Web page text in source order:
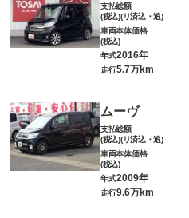
支払総額
(税込)(リ済込・追)
車両本体価格
(税込)
年式2016年
走行5.7万km
ムーヴ
支払総額
(税込)(リ済込・追)
車両本体価格
(税込)
年式2009年
走行9.6万km